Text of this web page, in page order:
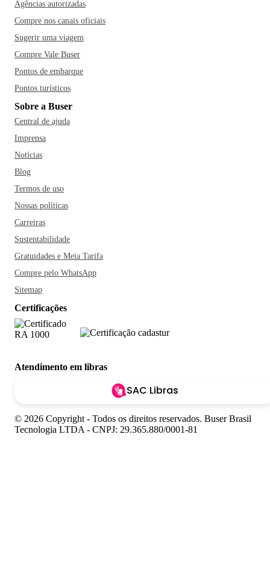
Agências autorizadas
Compre nos canais oficiais
Sugerir uma viagem
Compre Vale Buser
Pontos de embarque
Pontos turísticos
Sobre a Buser
Central de ajuda
Imprensa
Notícias
Blog
Termos de uso
Nossas políticas
Carreiras
Sustentabilidade
Gratuidades e Meia Tarifa
Compre pelo WhatsApp
Sitemap
Certificações
Atendimento em libras
SAC Libras
© 2026 Copyright - Todos os direitos reservados. Buser Brasil
Tecnologia LTDA - CNPJ: 29.365.880/0001-81